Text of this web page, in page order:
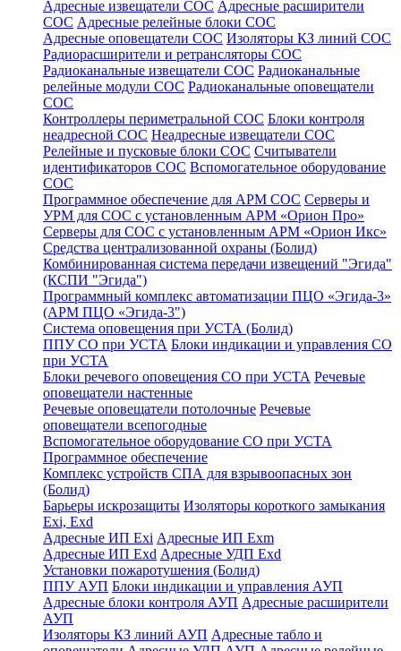
Адресные извещатели СОС Адресные расширители
СОС Адресные релейные блоки СОС
Адресные оповещатели СОС Изоляторы КЗ линий СОС
Радиорасширители и ретрансляторы СОС
Радиоканальные извещатели СОС Радиоканальные
релейные модули СОС Радиоканальные оповещатели
СОС
Контроллеры периметральной СОС Блоки контроля
неадресной СОС Неадресные извещатели СОС
Релейные и пусковые блоки СОС Считыватели
идентификаторов СОС Вспомогательное оборудование
СОС
Программное обеспечение для АРМ СОС Серверы и
УРМ для СОС с установленным АРМ «Орион Про»
Серверы для СОС с установленным АРМ «Орион Икс»
Средства централизованной охраны (Болид)
Комбинированная система передачи извещений "Эгида"
(КСПИ "Эгида")
Программный комплекс автоматизации ПЦО «Эгида-3»
(АРМ ПЦО «Эгида-3")
Система оповещения при УСТА (Болид)
ППУ СО при УСТА Блоки индикации и управления СО
при УСТА
Блоки речевого оповещения СО при УСТА Речевые
оповещатели настенные
Речевые оповещатели потолочные Речевые
оповещатели всепогодные
Вспомогательное оборудование СО при УСТА
Программное обеспечение
Комплекс устройств СПА для взрывоопасных зон
(Болид)
Барьеры искрозащиты Изоляторы короткого замыкания
Exi, Exd
Адресные ИП Exi Адресные ИП Exm
Адресные ИП Exd Адресные УДП Exd
Установки пожаротушения (Болид)
ППУ АУП Блоки индикации и управления АУП
Адресные блоки контроля АУП Адресные расширители
АУП
Изоляторы КЗ линий АУП Адресные табло и